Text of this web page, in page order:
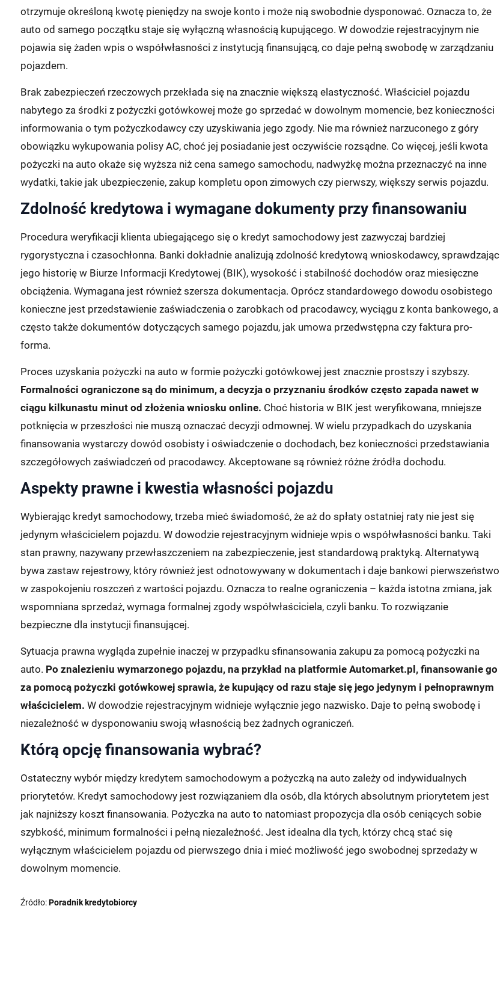
otrzymuje określoną kwotę pieniędzy na swoje konto i może nią swobodnie dysponować. Oznacza to, że
auto od samego początku staje się wyłączną własnością kupującego. W dowodzie rejestracyjnym nie
pojawia się żaden wpis o współwłasności z instytucją finansującą, co daje pełną swobodę w zarządzaniu
pojazdem.
Brak zabezpieczeń rzeczowych przekłada się na znacznie większą elastyczność. Właściciel pojazdu
nabytego za środki z pożyczki gotówkowej może go sprzedać w dowolnym momencie, bez konieczności
informowania o tym pożyczkodawcy czy uzyskiwania jego zgody. Nie ma również narzuconego z góry
obowiązku wykupowania polisy AC, choć jej posiadanie jest oczywiście rozsądne. Co więcej, jeśli kwota
pożyczki na auto okaże się wyższa niż cena samego samochodu, nadwyżkę można przeznaczyć na inne
wydatki, takie jak ubezpieczenie, zakup kompletu opon zimowych czy pierwszy, większy serwis pojazdu.
Zdolność kredytowa i wymagane dokumenty przy finansowaniu
Procedura weryfikacji klienta ubiegającego się o kredyt samochodowy jest zazwyczaj bardziej
rygorystyczna i czasochłonna. Banki dokładnie analizują zdolność kredytową wnioskodawcy, sprawdzając
jego historię w Biurze Informacji Kredytowej (BIK), wysokość i stabilność dochodów oraz miesięczne
obciążenia. Wymagana jest również szersza dokumentacja. Oprócz standardowego dowodu osobistego
konieczne jest przedstawienie zaświadczenia o zarobkach od pracodawcy, wyciągu z konta bankowego, a
często także dokumentów dotyczących samego pojazdu, jak umowa przedwstępna czy faktura pro-
forma.
Proces uzyskania pożyczki na auto w formie pożyczki gotówkowej jest znacznie prostszy i szybszy.
Formalności ograniczone są do minimum, a decyzja o przyznaniu środków często zapada nawet w
ciągu kilkunastu minut od złożenia wniosku online. Choć historia w BIK jest weryfikowana, mniejsze
potknięcia w przeszłości nie muszą oznaczać decyzji odmownej. W wielu przypadkach do uzyskania
finansowania wystarczy dowód osobisty i oświadczenie o dochodach, bez konieczności przedstawiania
szczegółowych zaświadczeń od pracodawcy. Akceptowane są również różne źródła dochodu.
Aspekty prawne i kwestia własności pojazdu
Wybierając kredyt samochodowy, trzeba mieć świadomość, że aż do spłaty ostatniej raty nie jest się
jedynym właścicielem pojazdu. W dowodzie rejestracyjnym widnieje wpis o współwłasności banku. Taki
stan prawny, nazywany przewłaszczeniem na zabezpieczenie, jest standardową praktyką. Alternatywą
bywa zastaw rejestrowy, który również jest odnotowywany w dokumentach i daje bankowi pierwszeństwo
w zaspokojeniu roszczeń z wartości pojazdu. Oznacza to realne ograniczenia – każda istotna zmiana, jak
wspomniana sprzedaż, wymaga formalnej zgody współwłaściciela, czyli banku. To rozwiązanie
bezpieczne dla instytucji finansującej.
Sytuacja prawna wygląda zupełnie inaczej w przypadku sfinansowania zakupu za pomocą pożyczki na
auto. Po znalezieniu wymarzonego pojazdu, na przykład na platformie Automarket.pl, finansowanie go
za pomocą pożyczki gotówkowej sprawia, że kupujący od razu staje się jego jedynym i pełnoprawnym
właścicielem. W dowodzie rejestracyjnym widnieje wyłącznie jego nazwisko. Daje to pełną swobodę i
niezależność w dysponowaniu swoją własnością bez żadnych ograniczeń.
Którą opcję finansowania wybrać?
Ostateczny wybór między kredytem samochodowym a pożyczką na auto zależy od indywidualnych
priorytetów. Kredyt samochodowy jest rozwiązaniem dla osób, dla których absolutnym priorytetem jest
jak najniższy koszt finansowania. Pożyczka na auto to natomiast propozycja dla osób ceniących sobie
szybkość, minimum formalności i pełną niezależność. Jest idealna dla tych, którzy chcą stać się
wyłącznym właścicielem pojazdu od pierwszego dnia i mieć możliwość jego swobodnej sprzedaży w
dowolnym momencie.
Źródło:Poradnik kredytobiorcy